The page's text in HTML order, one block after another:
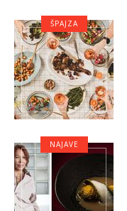
ŠPAJZA
NAJAVE